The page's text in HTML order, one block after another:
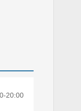
20:00